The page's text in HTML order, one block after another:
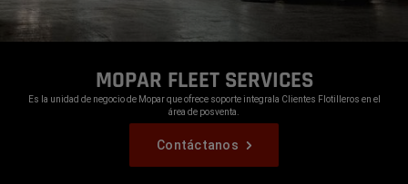
MOPAR FLEET SERVICES
Es la unidad de negocio de Mopar que ofrece soporte integrala Clientes Flotilleros en el
área de posventa.
Contáctanos